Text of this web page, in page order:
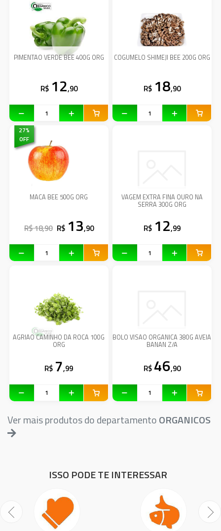
PIMENTAO VERDE BEE 400G ORG
R$ 12,90
COGUMELO SHIMEJI BEE 200G ORG
R$ 18,90
27%
OFF
MACA BEE 500G ORG
R$ 18,90 R$ 13,90
VAGEM EXTRA FINA OURO NA
SERRA 300G ORG
R$ 12,99
AGRIAO CAMINHO DA ROCA 100G
ORG
R$ 7,99
BOLO VISAO ORGANICA 380G AVEIA
BANAN Z/A
R$ 46,90
Ver mais produtos do departamentoORGANICOS
ISSO PODE TE INTERESSAR